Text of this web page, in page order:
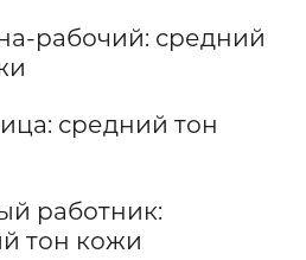
рабочий: средний
средний тон
работник:
тон кожи